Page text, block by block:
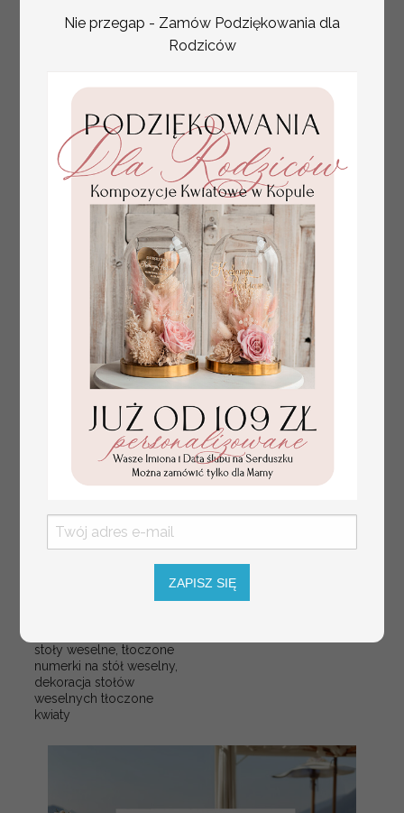
ślubne wizytówki winietki
na stół weselny, złote
lub srebrne napisy
tłoczone kwiaty na
winietkach ślubnych
Promocja:
2.4 PLN / 3.00 PLN
numerki na stół weselny
stoły weselne, tłoczone
numerki na stół weselny,
dekoracja stołów
weselnych tłoczone
kwiaty
Nie przegap - Zamów Podziękowania dla
Rodziców
ZAPISZ SIĘ